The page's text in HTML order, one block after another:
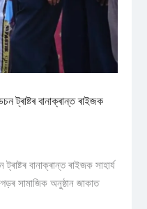
ট্ৰাষ্টৰ বানাক্ৰান্ত ৰাইজক
বানাক্ৰান্ত ৰাইজক সাহাৰ্য
সামাজিক অনুষ্ঠান জাকাত